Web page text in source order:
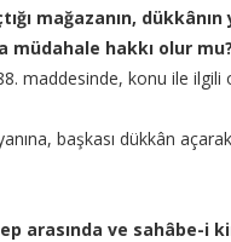
mağazanın,
müdahale hakkı olur mu?
maddesinde, konu ile ilgili
başkası dükkân
arasında ve sahâbe-i